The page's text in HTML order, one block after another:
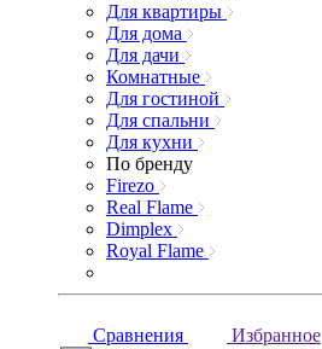
Для квартиры
Для дома
Для дачи
Комнатные
Для гостиной
Для спальни
Для кухни
По бренду
Firezo
Real Flame
Dimplex
Royal Flame
Сравнения
Избранное